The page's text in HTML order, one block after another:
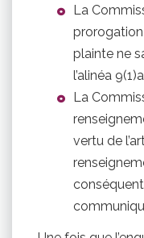
La
plainte ne
l’alinéa
La
vertu de